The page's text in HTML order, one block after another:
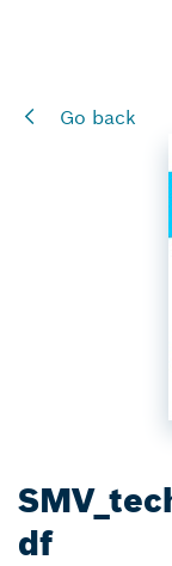
Go back
df